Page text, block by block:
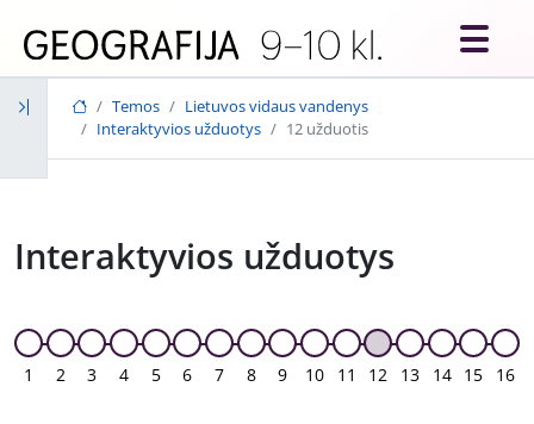
Temos
Lietuvos vidaus vandenys
Interaktyvios užduotys
12 užduotis
Interaktyvios užduotys
1 2 3 4 5 6 7 8 9 10 11 12 13 14 15 16